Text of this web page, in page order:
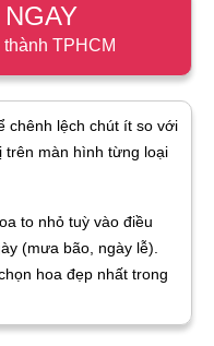
TPHCM
chênh lệch chút ít so với
trên màn hình từng loại
to nhỏ tuỳ vào điều
(mưa bão, ngày lễ).
hoa đẹp nhất trong